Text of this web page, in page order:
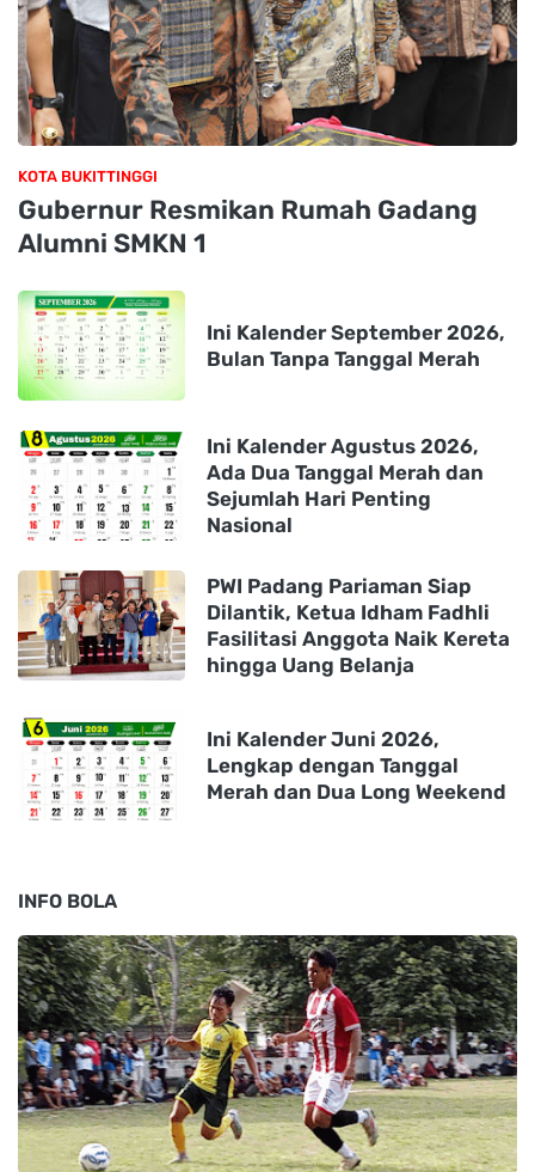
KOTA BUKITTINGGI
Gubernur Resmikan Rumah Gadang
Alumni SMKN 1
Ini Kalender September 2026,
Bulan Tanpa Tanggal Merah
Ini Kalender Agustus 2026,
Ada Dua Tanggal Merah dan
Sejumlah Hari Penting
Nasional
PWI Padang Pariaman Siap
Dilantik, Ketua Idham Fadhli
Fasilitasi Anggota Naik Kereta
hingga Uang Belanja
Ini Kalender Juni 2026,
Lengkap dengan Tanggal
Merah dan Dua Long Weekend
INFO BOLA